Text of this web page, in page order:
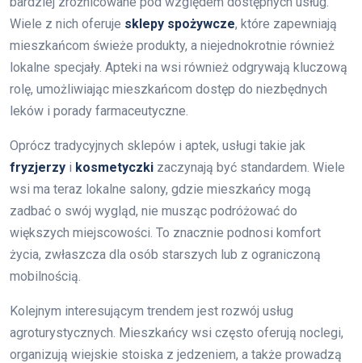
Wiele z nich oferuje sklepy spożywcze, które zapewniają
mieszkańcom świeże produkty, a niejednokrotnie również
lokalne specjały. Apteki na wsi również odgrywają kluczową
rolę, umożliwiając mieszkańcom dostęp do niezbędnych
leków i porady farmaceutyczne.
Oprócz tradycyjnych sklepów i aptek, usługi takie jak
fryzjerzy i kosmetyczki zaczynają być standardem. Wiele
wsi ma teraz lokalne salony, gdzie mieszkańcy mogą
zadbać o swój wygląd, nie musząc podróżować do
większych miejscowości. To znacznie podnosi komfort
życia, zwłaszcza dla osób starszych lub z ograniczoną
mobilnością.
Kolejnym interesującym trendem jest rozwój usług
agroturystycznych. Mieszkańcy wsi często oferują noclegi,
organizują wiejskie stoiska z jedzeniem, a także prowadzą